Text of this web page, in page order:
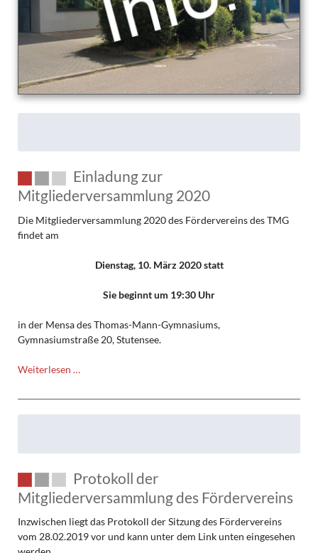
Einladung zur
Mitgliederversammlung 2020
Die Mitgliederversammlung 2020 des Fördervereins des TMG
findet am
Dienstag, 10. März 2020 statt
Sie beginnt um 19:30 Uhr
in der Mensa des Thomas-Mann-Gymnasiums,
Gymnasiumstraße 20, Stutensee.
Weiterlesen …
Mitgliederversammlung
2020
Protokoll der
Mitgliederversammlung des Fördervereins
Inzwischen liegt das Protokoll der Sitzung des Fördervereins
vom 28.02.2019 vor und kann unter dem Link unten eingesehen